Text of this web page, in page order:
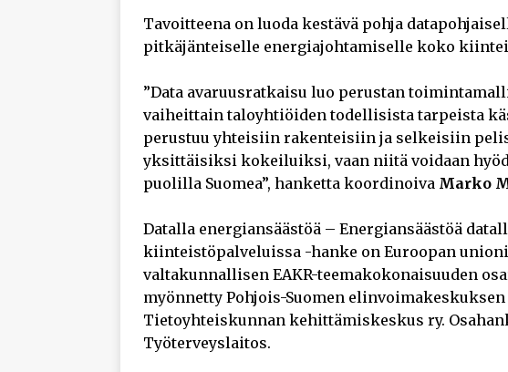
Tavoitteena on luoda kestävä pohja
pitkäjänteiselle energiajohtamiselle koko
”Data avaruusratkaisu luo perustan
vaiheittain taloyhtiöiden todellisista tarpeista
perustuu yhteisiin rakenteisiin ja selkeisiin
yksittäisiksi kokeiluiksi, vaan niitä voidaan
puolilla Suomea”, hanketta koordinoiva Marko
Datalla energiansäästöä – Energiansäästöä
kiinteistöpalveluissa -hanke on Euroopan
valtakunnallisen EAKR-teemakokonaisuuden
myönnetty Pohjois-Suomen
Tietoyhteiskunnan kehittämiskeskus ry.
Työterveyslaitos.